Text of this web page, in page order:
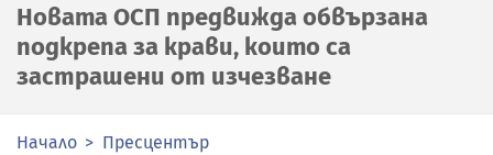
Новата ОСП предвижда обвързана
подкрепа за крави, които са
застрашени от изчезване
Начало Пресцентър